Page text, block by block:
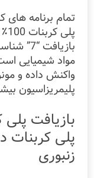
تمام برنامه های
واکنش داده و
پلیمریزاسیون
بازیافت
پلی کربنات
زنبوری